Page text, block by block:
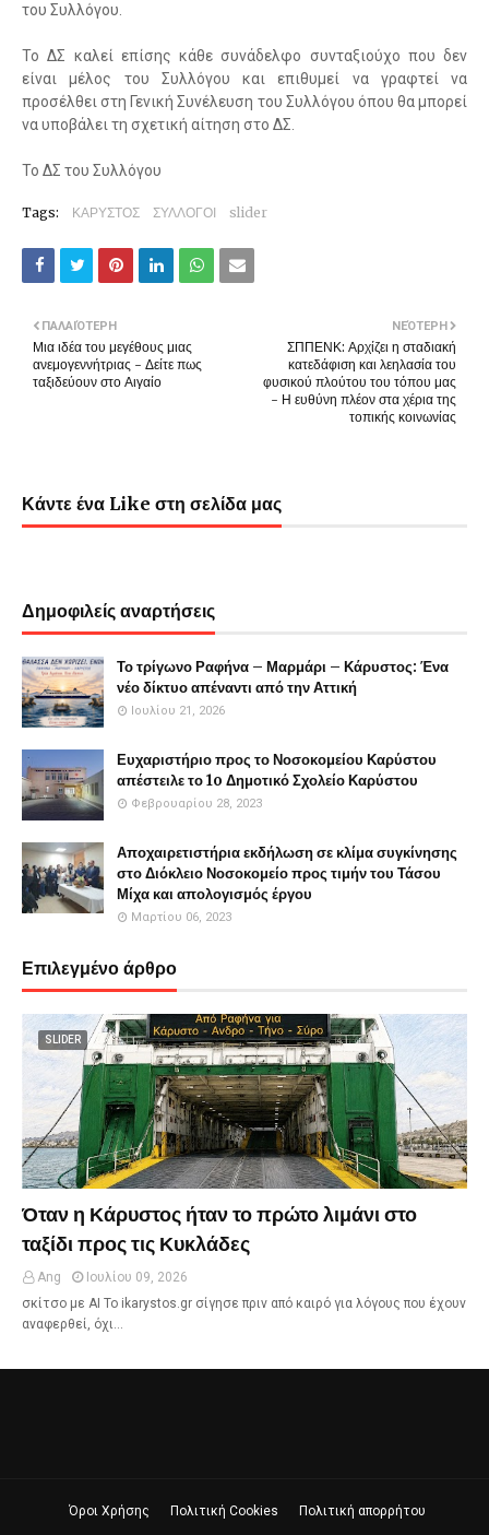
του Συλλόγου.
Το ΔΣ καλεί επίσης κάθε συνάδελφο συνταξιούχο που δεν
είναι μέλος του Συλλόγου και επιθυμεί να γραφτεί να
προσέλθει στη Γενική Συνέλευση του Συλλόγου όπου θα μπορεί
να υποβάλει τη σχετική αίτηση στο ΔΣ.
Το ΔΣ του Συλλόγου
Tags: ΚΑΡΥΣΤΟΣ ΣΥΛΛΟΓΟΙ slider
ΝΕΌΤΕΡΗ
ΣΠΠΕΝΚ: Αρχίζει η σταδιακή
κατεδάφιση και λεηλασία του
φυσικού πλούτου του τόπου μας
- Η ευθύνη πλέον στα χέρια της
τοπικής κοινωνίας
ΠΑΛΑΙΌΤΕΡΗ
Μια ιδέα του μεγέθους μιας
ανεμογεννήτριας - Δείτε πως
ταξιδεύουν στο Αιγαίο
Κάντε ένα Like στη σελίδα μας
Δημοφιλείς αναρτήσεις
Το τρίγωνο Ραφήνα – Μαρμάρι – Κάρυστος: Ένα
νέο δίκτυο απέναντι από την Αττική
Ιουλίου 21, 2026
Ευχαριστήριο προς το Νοσοκομείου Καρύστου
απέστειλε το 1o Δημοτικό Σχολείο Καρύστου
Φεβρουαρίου 28, 2023
Αποχαιρετιστήρια εκδήλωση σε κλίμα συγκίνησης
στο Διόκλειο Νοσοκομείο προς τιμήν του Τάσου
Μίχα και απολογισμός έργου
Μαρτίου 06, 2023
Επιλεγμένο άρθρο
SLIDER
Όταν η Κάρυστος ήταν το πρώτο λιμάνι στο
ταξίδι προς τις Κυκλάδες
Ang
Ιουλίου 09, 2026
σκίτσο με ΑΙ Το ikarystos.gr σίγησε πριν από καιρό για λόγους που έχουν
αναφερθεί, όχι…
Όροι Χρήσης Πολιτική Cookies Πολιτική απορρήτου